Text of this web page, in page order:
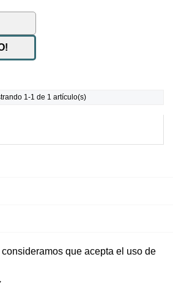
1-1 de 1 artículo(s)
que acepta el uso de